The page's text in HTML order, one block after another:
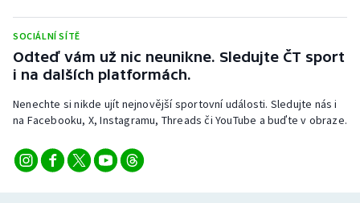
SOCIÁLNÍ SÍTĚ
Odteď vám už nic neunikne. Sledujte ČT sport
i na dalších platformách.
Nenechte si nikde ujít nejnovější sportovní události. Sledujte nás i
na Facebooku, X, Instagramu, Threads či YouTube a buďte v obraze.